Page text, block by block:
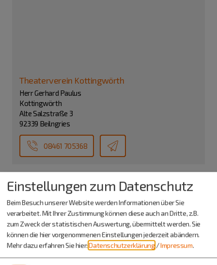
Theaterverein Kottingwörth
Herr Gerhard Paulus
Kottingwörth
Alte Salzstraße 3
92339 Beilngries
08461 705368
Einstellungen zum Datenschutz
Beim Besuch unserer Website werden Informationen über Sie
verarbeitet. Mit Ihrer Zustimmung können diese auch an Dritte, z.B.
zum Zweck der statistischen Auswertung, übermittelt werden. Sie
können die hier vorgenommenen Einstellungen jederzeit abändern.
Mehr dazu erfahren Sie hier:Datenschutzerklärung /Impressum.